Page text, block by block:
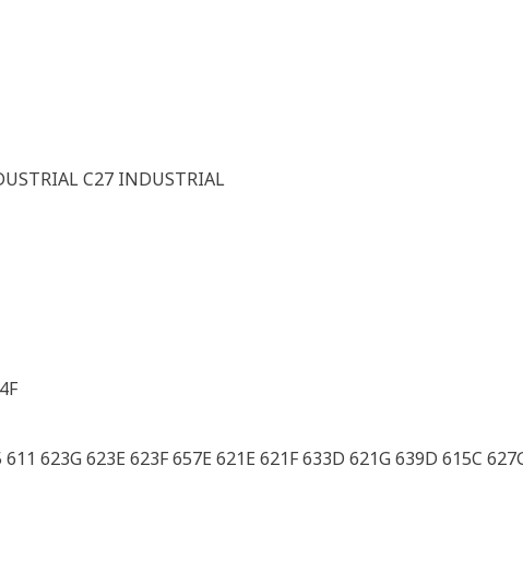
C27 INDUSTRIAL
623G 623E 623F 657E 621E 621F 633D 621G 639D 615C